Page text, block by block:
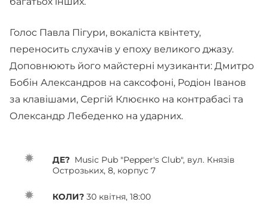
Голос Павла Пігури, вокаліста квінтету,
переносить слухачів у епоху великого джазу.
Доповнюють його майстерні музиканти: Дмитро
Бобін Александров на саксофоні, Родіон Іванов
за клавішами, Сергій Клюєнко на контрабасі та
Олександр Лебеденко на ударних.
ДЕ? Music Pub "Pepper's Club", вул. Князів
Острозьких, 8, корпус 7
КОЛИ? 30 квітня, 18:00